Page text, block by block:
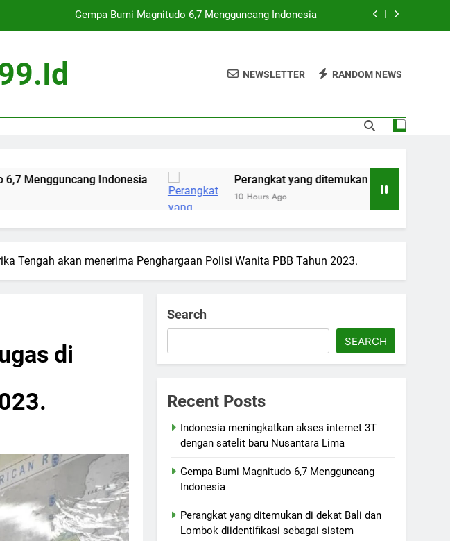
Gempa Bumi Magnitudo 6,7 Mengguncang Indonesia
seorang bayi dari Indonesia — kini mereka mungkin akan
asal Tiongkok
seorang bayi dari Indonesia — kini mereka mungkin akan
NEWSLETTER RANDOM NEWS
Indonesia Perangkat yang ditemukan di dekat Bali dan Lombok
10 Hours Ago
Tengah akan menerima Penghargaan Polisi Wanita PBB Tahun 2023.
di
Search
SEARCH
Recent Posts
Indonesia meningkatkan akses internet 3T
dengan satelit baru Nusantara Lima
Gempa Bumi Magnitudo 6,7 Mengguncang
Indonesia
Perangkat yang ditemukan di dekat Bali dan
Lombok diidentifikasi sebagai sistem